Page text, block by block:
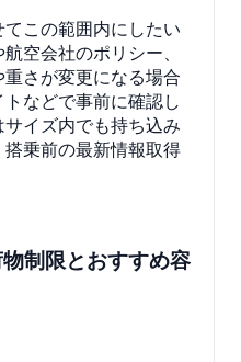
この範囲内にしたい
空会社のポリシー、
さが変更になる場合
などで事前に確認し
イズ内でも持ち込み
乗前の最新情報取得
制限とおすすめ容